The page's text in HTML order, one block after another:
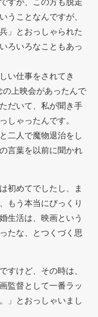
うことなんですが、
」とおっしゃられた
ろいろなこともあっ
い仕事をされてき
上映会があったんで
だいて、私が聞き手
しゃったんです。
二人で魔物退治をし
言葉を以前に聞かれ
初めてでしたし、ま
もう本当にびっくり
生活は、映画という
たな、とつくづく思
すけど、その時は、
監督として一番ラッ
」とおっしゃいまし